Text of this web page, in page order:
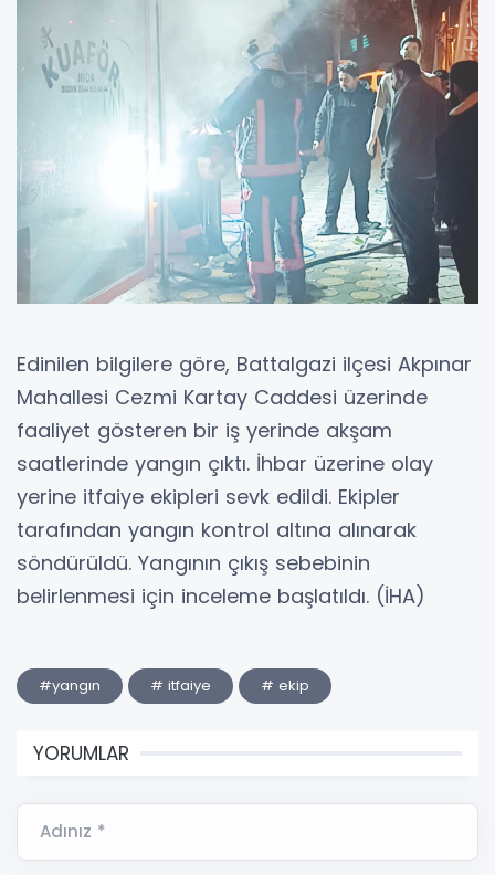
Edinilen bilgilere göre, Battalgazi ilçesi Akpınar
Mahallesi Cezmi Kartay Caddesi üzerinde
faaliyet gösteren bir iş yerinde akşam
saatlerinde yangın çıktı. İhbar üzerine olay
yerine itfaiye ekipleri sevk edildi. Ekipler
tarafından yangın kontrol altına alınarak
söndürüldü. Yangının çıkış sebebinin
belirlenmesi için inceleme başlatıldı. (İHA)
#yangın # itfaiye # ekip
YORUMLAR
Adınız *